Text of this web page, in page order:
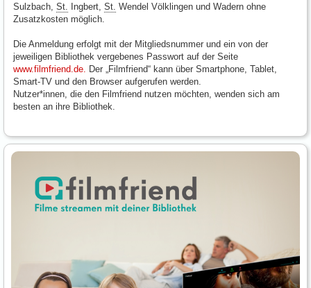
Sulzbach, St. Ingbert, St. Wendel Völklingen und Wadern ohne
Zusatzkosten möglich.
Die Anmeldung erfolgt mit der Mitgliedsnummer und ein von der
jeweiligen Bibliothek vergebenes Passwort auf der Seite
www.filmfriend.de. Der „Filmfriend“ kann über Smartphone, Tablet,
Smart-TV und den Browser aufgerufen werden.
Nutzer*innen, die den Filmfriend nutzen möchten, wenden sich am
besten an ihre Bibliothek.